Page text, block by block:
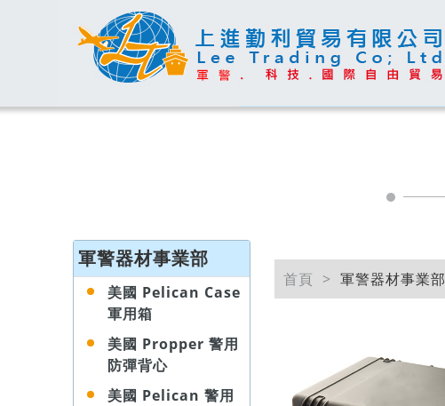
軍警器材事業部
美國 Pelican Case
軍用箱
美國 Propper 警用
防彈背心
美國 Pelican 警用
首頁 軍警器材事業部